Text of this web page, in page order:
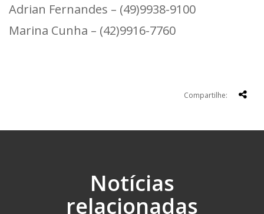
Adrian Fernandes – (49)9938-9100
Marina Cunha – (42)9916-7760
Compartilhe:
Notícias
relacionadas